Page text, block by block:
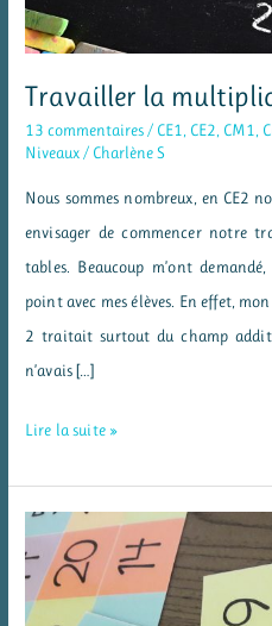
Travailler la
13 commentaires/ CE1, CE2, CM1,
Niveaux/ Charlène S
Nous sommes nombreux, en CE2
envisager de commencer notre
tables. Beaucoup m’ont
point avec mes élèves. En effet,
2 traitait surtout du champ
n’avais […]
Travailler
et
les
tables
Lire la suite »